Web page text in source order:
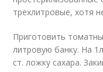
трехлитровые, хотя
Приготовить
литровую банку. На
ст. ложку сахара.